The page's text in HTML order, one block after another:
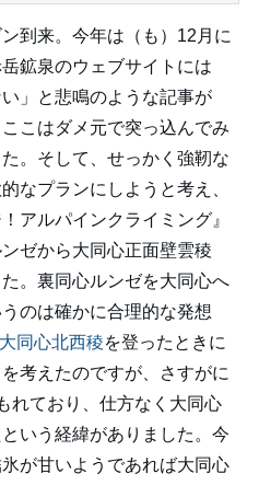
到来。今年は（も）12月に
鉱泉のウェブサイトには
」と悲鳴のような記事が
こはダメ元で突っ込んでみ
。そして、せっかく強靭な
なプランにしようと考え、
アルパインクライミング』
ゼから大同心正面壁雲稜
。裏同心ルンゼを大同心へ
のは確かに合理的な発想
大同心北西稜を登ったときに
考えたのですが、さすがに
れており、仕方なく大同心
いう経緯がありました。今
が甘いようであれば大同心